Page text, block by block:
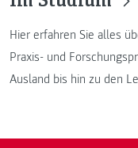
Hier erfahren Sie alles
Praxis- und
Ausland bis hin zu den